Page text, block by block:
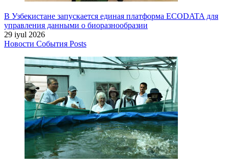
В Узбекистане запускается единая платформа ECODATA для
управления данными о биоразнообразии
29 iyul 2026
Новости События Posts